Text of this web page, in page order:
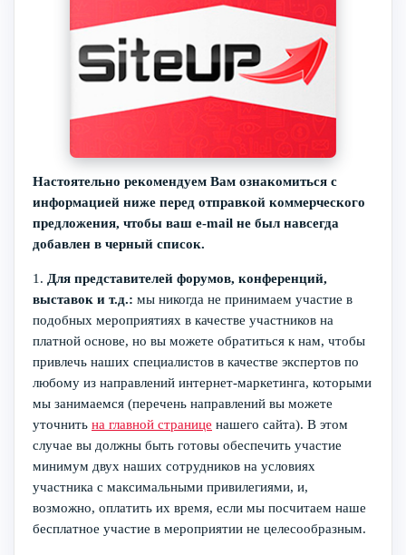
Настоятельно рекомендуем Вам ознакомиться с
информацией ниже перед отправкой коммерческого
предложения, чтобы ваш e-mail не был навсегда
добавлен в черный список.
1. Для представителей форумов, конференций,
выставок и т.д.: мы никогда не принимаем участие в
подобных мероприятиях в качестве участников на
платной основе, но вы можете обратиться к нам, чтобы
привлечь наших специалистов в качестве экспертов по
любому из направлений интернет-маркетинга, которыми
мы занимаемся (перечень направлений вы можете
уточнить на главной странице нашего сайта). В этом
случае вы должны быть готовы обеспечить участие
минимум двух наших сотрудников на условиях
участника с максимальными привилегиями, и,
возможно, оплатить их время, если мы посчитаем наше
бесплатное участие в мероприятии не целесообразным.